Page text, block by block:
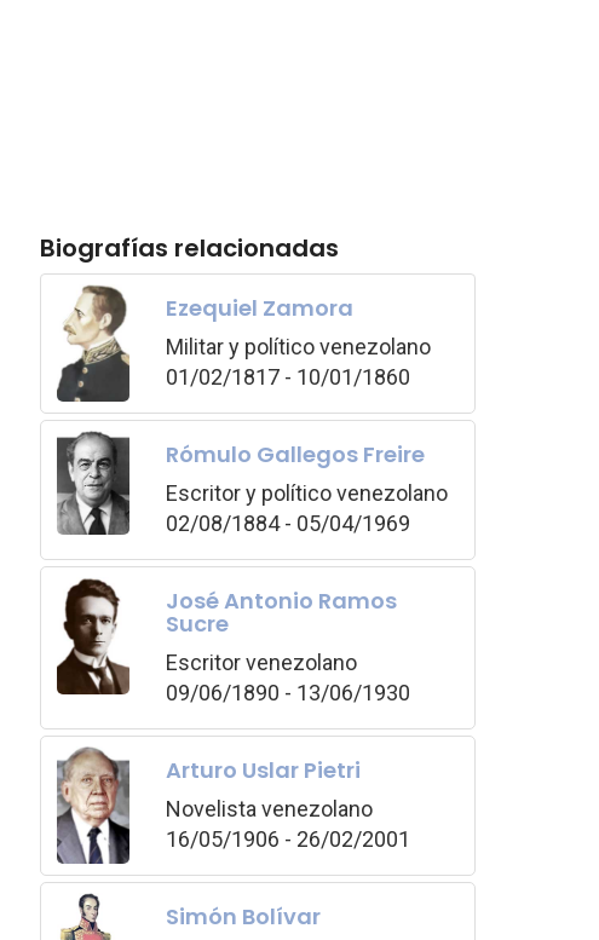
Biografías relacionadas
Ezequiel Zamora
Militar y político venezolano
01/02/1817 - 10/01/1860
Rómulo Gallegos Freire
Escritor y político venezolano
02/08/1884 - 05/04/1969
José Antonio Ramos
Sucre
Escritor venezolano
09/06/1890 - 13/06/1930
Arturo Uslar Pietri
Novelista venezolano
16/05/1906 - 26/02/2001
Simón Bolívar